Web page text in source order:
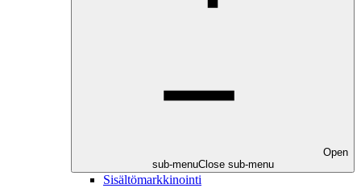
Open
sub-menuClose sub-menu
Sisältömarkkinointi